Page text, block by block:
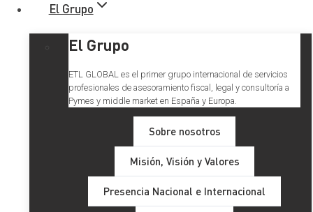
El Grupo
El Grupo
ETL GLOBAL es el primer grupo internacional de servicios
profesionales de asesoramiento fiscal, legal y consultoría a
Pymes y middle market en España y Europa.
Sobre nosotros
Misión, Visión y Valores
Presencia Nacional e Internacional